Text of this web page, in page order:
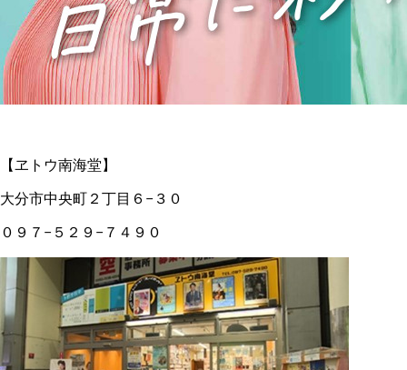
【ヱトウ南海堂】
大分市中央町２丁目６−３０
０９７−５２９−７４９０